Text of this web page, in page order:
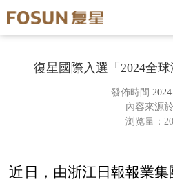
復星國際入選「2024全球
發佈時間:
內容來源於
浏览量：
近日，由浙江日報報業